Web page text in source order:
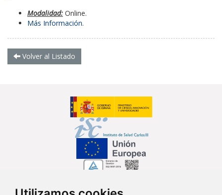
Modalidad: Online.
Más Información.
Volver al Listado